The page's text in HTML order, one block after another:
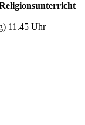
11.45 Uhr